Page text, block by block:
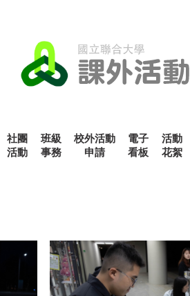
社團
活動
班級
事務
校外活動
申請
電子
看板
活動
花絮